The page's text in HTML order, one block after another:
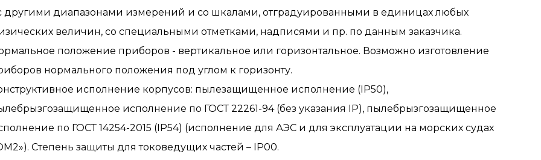
другими диапазонами измерений и со шкалами, отградуированными в единицах любых
величин, со специальными отметками, надписями и пр. по данным заказчика.
положение приборов - вертикальное или горизонтальное. Возможно изготовление
нормального положения под углом к горизонту.
исполнение корпусов: пылезащищенное исполнение (IP50),
исполнение по ГОСТ 22261-94 (без указания IP), пылебрызгозащищенное
по ГОСТ 14254-2015 (IP54) (исполнение для АЭС и для эксплуатации на морских судах
Степень защиты для токоведущих частей – IP00.